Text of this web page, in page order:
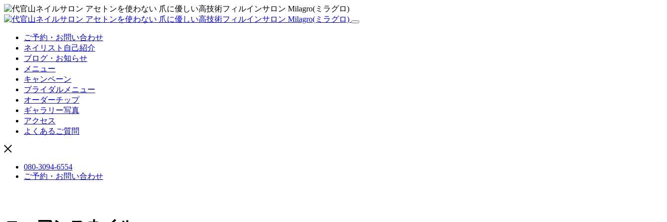
ご予約・お問い合わせ
ネイリスト自己紹介
ブログ・お知らせ
メニュー
キャンペーン
ブライダルメニュー
オーダーチップ
ギャラリー写真
アクセス
よくあるご質問
080-3094-6554
ご予約・お問い合わせ